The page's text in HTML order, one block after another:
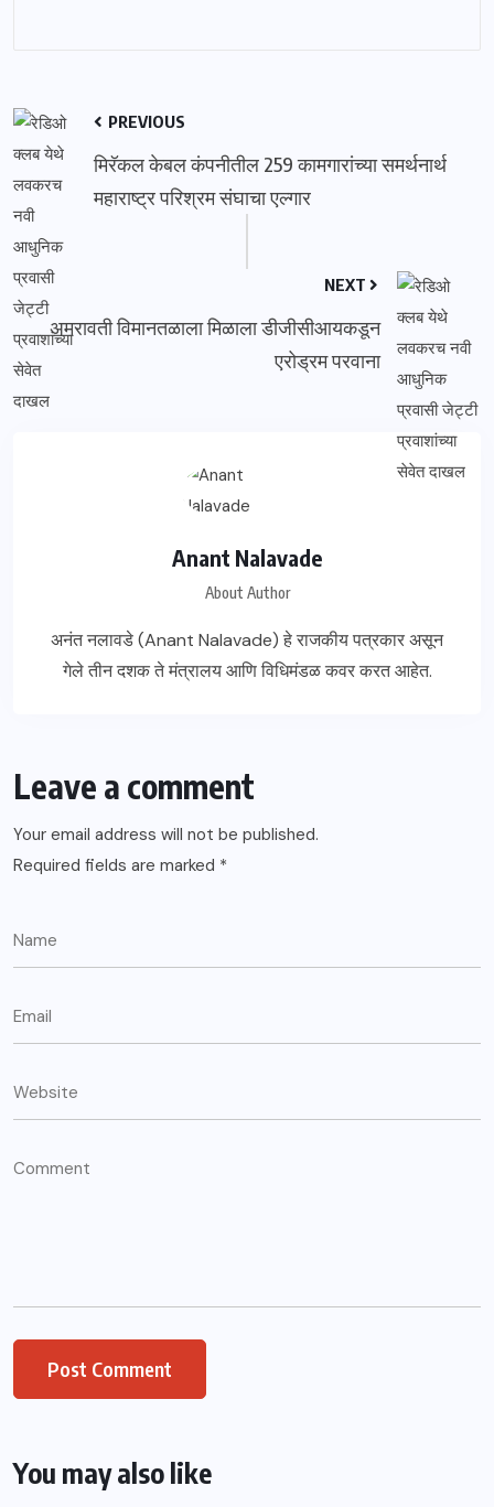
PREVIOUS
मिरॅकल केबल कंपनीतील 259 कामगारांच्या समर्थनार्थ
महाराष्ट्र परिश्रम संघाचा एल्गार
NEXT
अमरावती विमानतळाला मिळाला डीजीसीआयकडून
एरोड्रम परवाना
Anant Nalavade
About Author
अनंत नलावडे (Anant Nalavade) हे राजकीय पत्रकार असून
गेले तीन दशक ते मंत्रालय आणि विधिमंडळ कवर करत आहेत.
Leave a comment
Your email address will not be published.
Required fields are marked *
You may also like